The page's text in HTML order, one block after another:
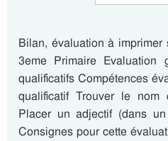
Bilan, évaluation à imprimer
3eme Primaire Evaluation
qualificatifs Compétences
qualificatif Trouver le nom
Placer un adjectif (dans
Consignes pour cette